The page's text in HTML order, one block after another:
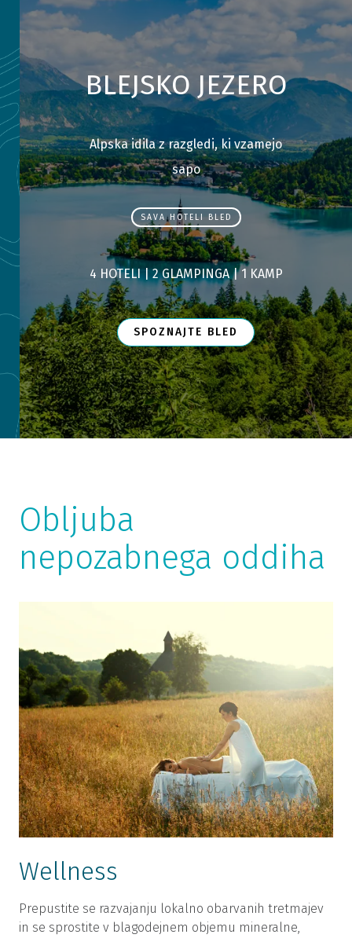
BLEJSKO JEZERO
Alpska idila z razgledi, ki vzamejo
sapo
SAVA HOTELI BLED
4 HOTELI | 2 GLAMPINGA | 1 KAMP
SPOZNAJTE BLED
Obljuba
nepozabnega oddiha
Wellness
Prepustite se razvajanju lokalno obarvanih tretmajev
in se sprostite v blagodejnem objemu mineralne,